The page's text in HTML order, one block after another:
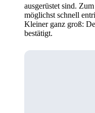
ausgerüstet sind.
möglichst schnell
Kleiner ganz groß:
bestätigt.